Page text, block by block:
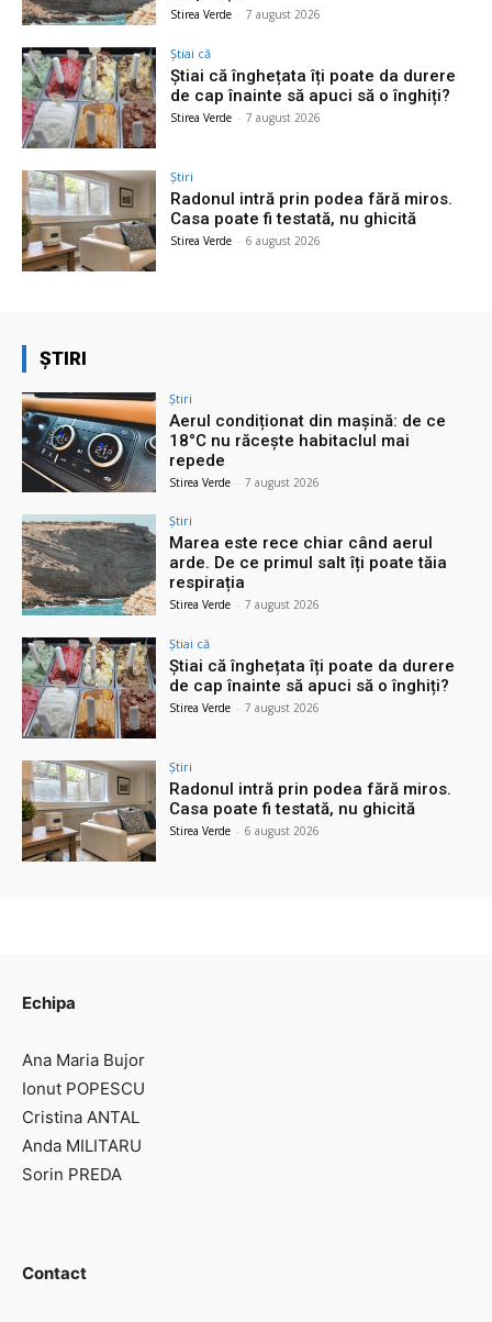
Stirea Verde - 7 august 2026
Știai că
Știai că înghețata îți poate da durere
de cap înainte să apuci să o înghiți?
Stirea Verde - 7 august 2026
Știri
Radonul intră prin podea fără miros.
Casa poate fi testată, nu ghicită
Stirea Verde - 6 august 2026
ȘTIRI
Știri
Aerul condiționat din mașină: de ce
18°C nu răcește habitaclul mai
repede
Stirea Verde - 7 august 2026
Știri
Marea este rece chiar când aerul
arde. De ce primul salt îți poate tăia
respirația
Stirea Verde - 7 august 2026
Știai că
Știai că înghețata îți poate da durere
de cap înainte să apuci să o înghiți?
Stirea Verde - 7 august 2026
Știri
Radonul intră prin podea fără miros.
Casa poate fi testată, nu ghicită
Stirea Verde - 6 august 2026
Echipa
Ana Maria Bujor
Ionut POPESCU
Cristina ANTAL
Anda MILITARU
Sorin PREDA
Contact